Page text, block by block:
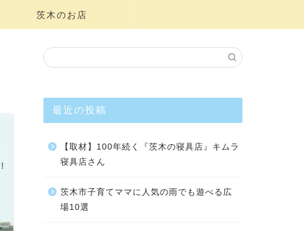
茨木のお店
最近の投稿
【取材】100年続く『茨木の寝具店』キムラ
寝具店さん
茨木市子育てママに人気の雨でも遊べる広
場10選